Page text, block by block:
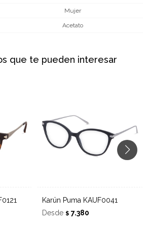
Mujer
Acetato
que te pueden interesar
Karün Puma KAUF0041
Desde $ 7.380